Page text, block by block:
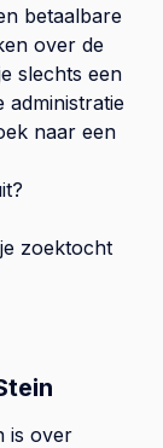
betaalbare
over de
slechts een
naar een
zoektocht
is over